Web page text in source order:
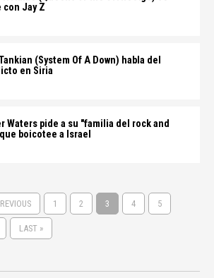
con Jay Z
(System Of A Down) habla del
en Siria
Waters pide a su "familia del rock and
boicotee a Israel
1 2 3 4 5
LAST »